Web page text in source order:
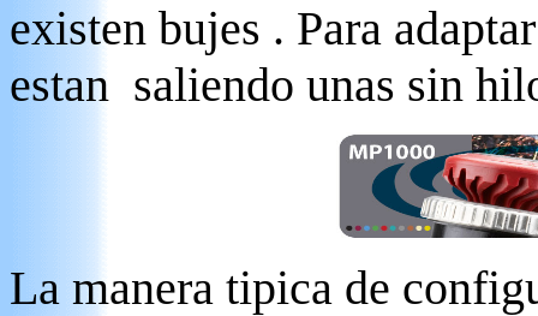
existen bujes . Para
estan saliendo unas sin
La manera tipica de